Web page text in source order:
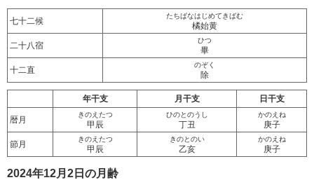
七十二候
たちばなはじめてきばむ
橘始黄
二十八宿
ひつ
畢
十二直
のぞく
除
年干支 月干支 日干支
暦月
きのえたつ
甲辰
ひのとのうし
丁丑
かのえね
庚子
節月
きのえたつ
甲辰
きのとのい
乙亥
かのえね
庚子
2024年12月2日の月齢